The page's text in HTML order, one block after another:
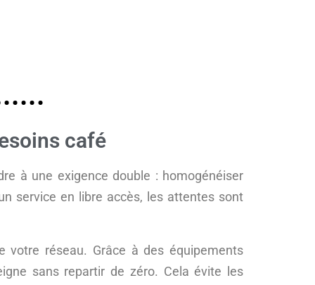
café
à une exigence double : homogénéiser
service en libre accès, les attentes sont
votre réseau. Grâce à des équipements
sans repartir de zéro. Cela évite les